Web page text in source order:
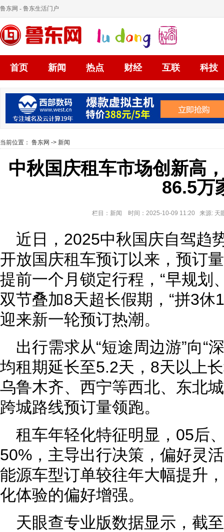
鲁东网 - 鲁东生活门户
首页 新闻 热点 财经 互联 科技
当前位置： 鲁东网 -> 新闻
中秋国庆租车市场创新高
86.5万
栏目：新闻 时间：2025-10-09 11:20 来源: 天
近日，2025中秋国庆自驾趋
开放国庆租车预订以来，预订
提前一个月锁定行程，“早规划
双节叠加8天超长假期，“拼3休
迎来新一轮预订热潮。
出行需求从“短途周边游”向“
均租期延长至5.2天，8天以上
乌鲁木齐、西宁等西北、东北
跨城路线预订量领跑。
租车年轻化特征明显，05后
50%，主导出行决策，偏好灵
能源车型订单较往年大幅提升
化体验的偏好增强。
天眼查专业版数据显示，截